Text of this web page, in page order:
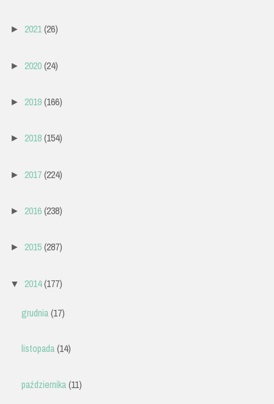
► 2021(26)
► 2020(24)
► 2019(166)
► 2018(154)
► 2017(224)
► 2016(238)
► 2015(287)
▼ 2014(177)
grudnia(17)
listopada(14)
października(11)